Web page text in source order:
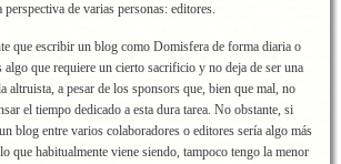
perspectiva de varias personas: editores.
que escribir un blog como Domisfera de forma diaria o
algo que requiere un cierto sacrificio y no deja de ser una
altruista, a pesar de los sponsors que, bien que mal, no
el tiempo dedicado a esta dura tarea. No obstante, si
blog entre varios colaboradores o editores sería algo más
que habitualmente viene siendo, tampoco tengo la menor